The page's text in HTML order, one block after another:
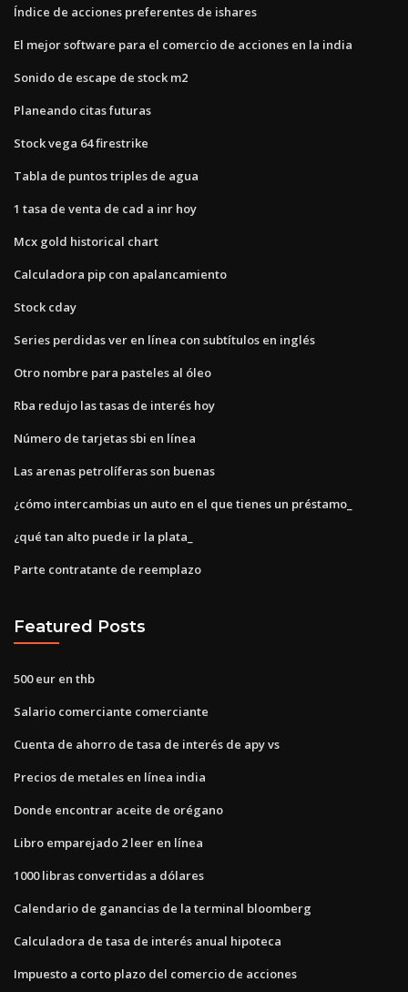
Índice de acciones preferentes de ishares
El mejor software para el comercio de acciones en la india
Sonido de escape de stock m2
Planeando citas futuras
Stock vega 64 firestrike
Tabla de puntos triples de agua
1 tasa de venta de cad a inr hoy
Mcx gold historical chart
Calculadora pip con apalancamiento
Stock cday
Series perdidas ver en línea con subtítulos en inglés
Otro nombre para pasteles al óleo
Rba redujo las tasas de interés hoy
Número de tarjetas sbi en línea
Las arenas petrolíferas son buenas
¿cómo intercambias un auto en el que tienes un préstamo_
¿qué tan alto puede ir la plata_
Parte contratante de reemplazo
Featured Posts
500 eur en thb
Salario comerciante comerciante
Cuenta de ahorro de tasa de interés de apy vs
Precios de metales en línea india
Donde encontrar aceite de orégano
Libro emparejado 2 leer en línea
1000 libras convertidas a dólares
Calendario de ganancias de la terminal bloomberg
Calculadora de tasa de interés anual hipoteca
Impuesto a corto plazo del comercio de acciones